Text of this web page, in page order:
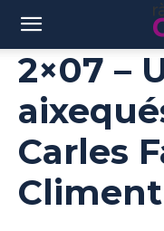
2×07 –
Carles
Climent